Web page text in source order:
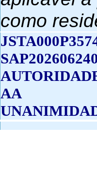
como
AA